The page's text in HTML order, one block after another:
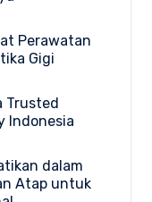
Perawatan
Gigi
Trusted
Indonesia
dalam
Atap untuk